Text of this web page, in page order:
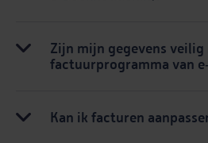
Zijn mijn gegevens veilig
factuurprogramma van
Kan ik facturen